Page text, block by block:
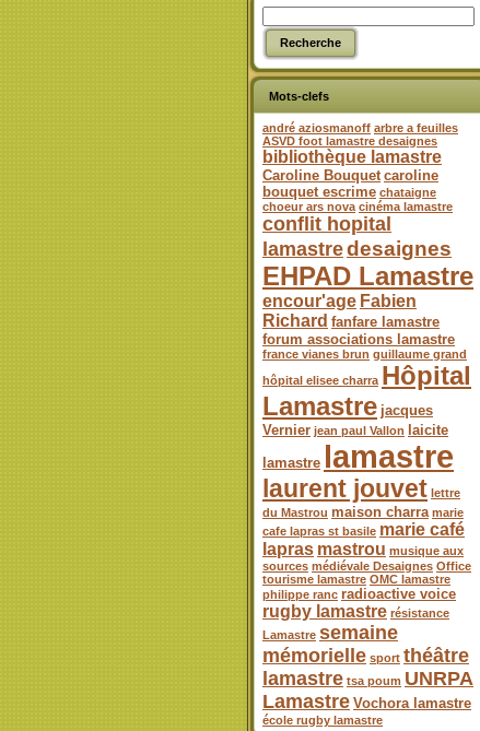
Mots-clefs
andré aziosmanoff arbre a feuilles
ASVD foot lamastre desaignes
bibliothèque lamastre
Caroline Bouquet caroline
bouquet escrime chataigne
choeur ars nova cinéma lamastre
conflit hopital
lamastredesaignes
EHPAD Lamastre
encour'age Fabien
Richard fanfare lamastre
forum associations lamastre
france vianes brun guillaume grand
hôpital elisee charra Hôpital
Lamastre jacques
Vernier jean paul Vallon
laicite
lamastre lamastre
laurent jouvet lettre
du Mastrou maison charra marie
cafe lapras st basile marie café
lapras mastrou musique aux
sources médiévale Desaignes Office
tourisme lamastre OMC lamastre
philippe ranc radioactive voice
rugby lamastre résistance
Lamastre semaine
mémorielle sport théâtre
lamastre tsa poum UNRPA
Lamastre Vochora lamastre
école rugby lamastre